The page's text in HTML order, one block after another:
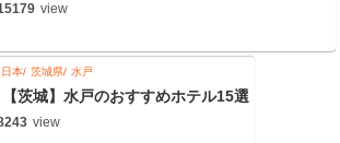
view
日本 茨城県 水戸
【茨城】水戸のおすすめホテル15選
view